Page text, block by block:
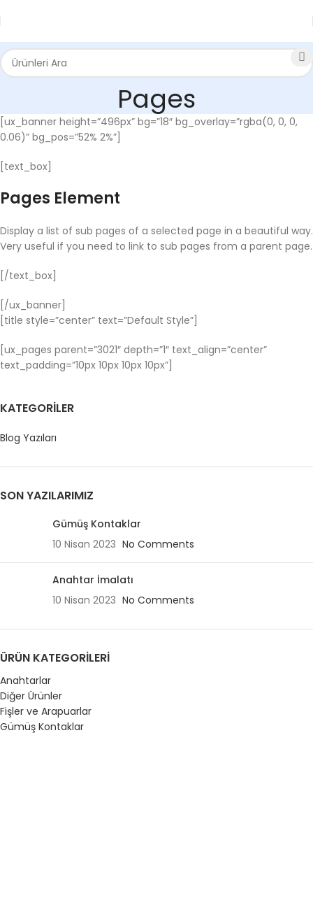
Pages
[ux_banner height=”496px” bg=”18″ bg_overlay=”rgba(0, 0, 0,
0.06)” bg_pos=”52% 2%”]
[text_box]
Pages Element
Display a list of sub pages of a selected page in a beautiful way.
Very useful if you need to link to sub pages from a parent page.
[/text_box]
[/ux_banner]
[title style=”center” text=”Default Style”]
[ux_pages parent=”3021″ depth=”1″ text_align=”center”
text_padding=”10px 10px 10px 10px”]
KATEGORILER
Blog Yazıları
SON YAZILARIMIZ
Gümüş Kontaklar
10 Nisan 2023 No Comments
Anahtar İmalatı
10 Nisan 2023 No Comments
ÜRÜN KATEGORILERI
Anahtarlar
Diğer Ürünler
Fişler ve Arapuarlar
Gümüş Kontaklar